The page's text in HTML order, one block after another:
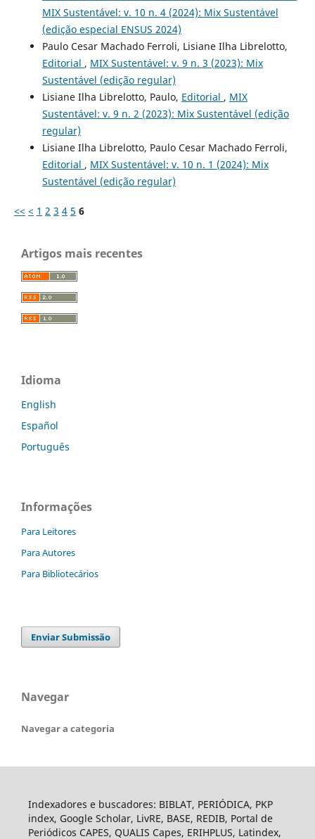
MIX Sustentável: v. 10 n. 4 (2024): Mix Sustentável
(edição especial ENSUS 2024)
Paulo Cesar Machado Ferroli, Lisiane Ilha Librelotto,
Editorial , MIX Sustentável: v. 9 n. 3 (2023): Mix
Sustentável (edição regular)
Lisiane Ilha Librelotto, Paulo, Editorial , MIX
Sustentável: v. 9 n. 2 (2023): Mix Sustentável (edição
regular)
Lisiane Ilha Librelotto, Paulo Cesar Machado Ferroli,
Editorial , MIX Sustentável: v. 10 n. 1 (2024): Mix
Sustentável (edição regular)
<< < 1 2 3 4 5 6
Artigos mais recentes
Idioma
English
Español
Português
Informações
Para Leitores
Para Autores
Para Bibliotecários
Enviar Submissão
Navegar
Navegar a categoria
Indexadores e buscadores: BIBLAT, PERIÓDICA, PKP
index, Google Scholar, LivRE, BASE, REDIB, Portal de
Periódicos CAPES, QUALIS Capes, ERIHPLUS, Latindex,